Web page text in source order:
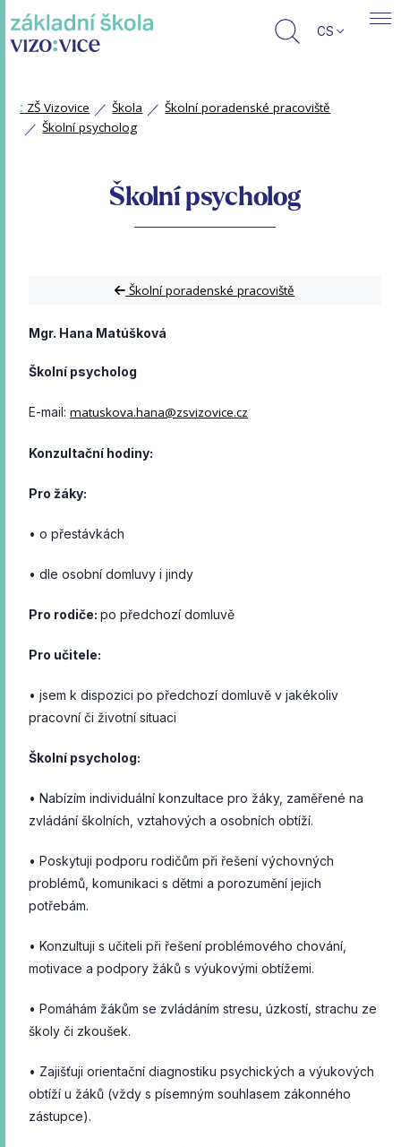
CS
: ZŠ Vizovice Škola
Školní poradenské pracoviště
Školní psycholog
Školní psycholog
Školní poradenské pracoviště
Mgr. Hana Matúšková
Školní psycholog
E-mail: matuskova.hana@zsvizovice.cz
Konzultační hodiny:
Pro žáky:
• o přestávkách
• dle osobní domluvy i jindy
Pro rodiče: po předchozí domluvě
Pro učitele:
• jsem k dispozici po předchozí domluvě v jakékoliv
pracovní či životní situaci
Školní psycholog:
• Nabízím individuální konzultace pro žáky, zaměřené na
zvládání školních, vztahových a osobních obtíží.
• Poskytuji podporu rodičům při řešení výchovných
problémů, komunikaci s dětmi a porozumění jejich
potřebám.
• Konzultuji s učiteli při řešení problémového chování,
motivace a podpory žáků s výukovými obtížemi.
• Pomáhám žákům se zvládáním stresu, úzkostí, strachu ze
školy či zkoušek.
• Zajišťuji orientační diagnostiku psychických a výukových
obtíží u žáků (vždy s písemným souhlasem zákonného
zástupce).